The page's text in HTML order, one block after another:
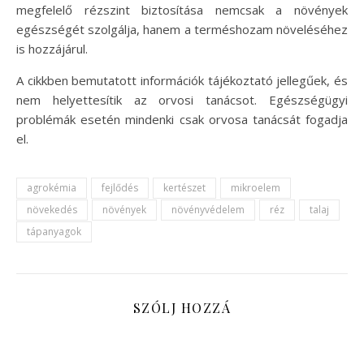
megfelelő rézszint biztosítása nemcsak a növények
egészségét szolgálja, hanem a terméshozam növeléséhez
is hozzájárul.
A cikkben bemutatott információk tájékoztató jellegűek, és
nem helyettesítik az orvosi tanácsot. Egészségügyi
problémák esetén mindenki csak orvosa tanácsát fogadja
el.
agrokémia fejlődés kertészet
mikroelem
növekedés
növények növényvédelem réz
talaj
tápanyagok
SZÓLJ HOZZÁ